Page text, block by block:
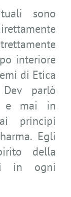
sono
interiore
di Etica
parlò
e mai in
principi
Egli
della
in ogni